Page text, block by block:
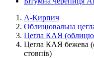
А-Кирпич
Облицювальна
Цегла КАЯ
Цегла КАЯ бежева
стовпів)